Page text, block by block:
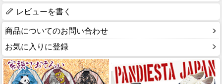
レビューを書く
商品についてのお問い合わせ
お気に入りに登録